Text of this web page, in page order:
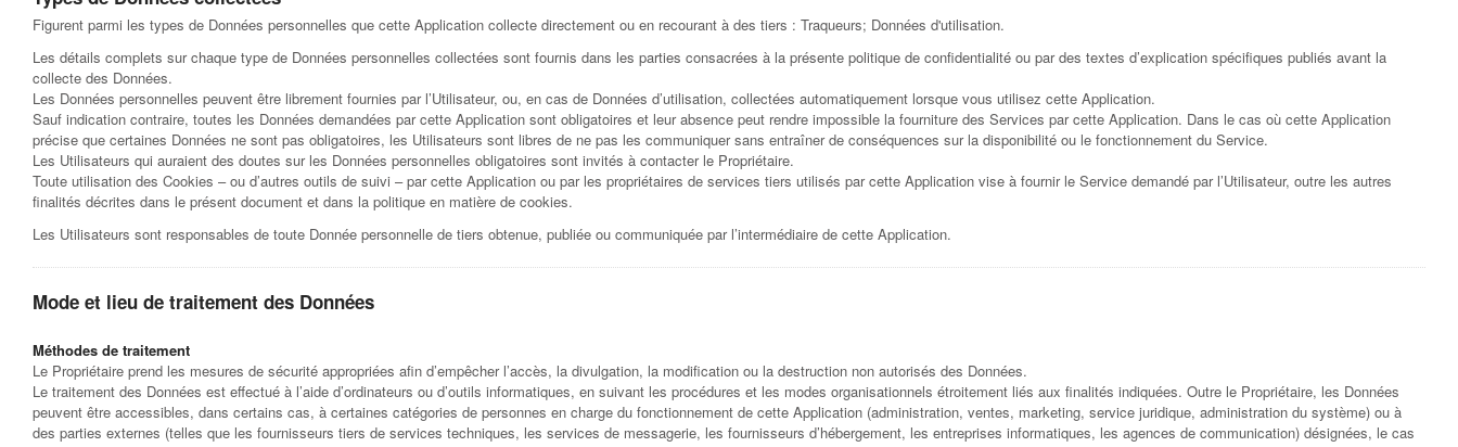
Figurent parmi les types de Données personnelles que cette Application collecte directement ou en recourant à des tiers : Traqueurs; Données d'utilisation.
Les détails complets sur chaque type de Données personnelles collectées sont fournis dans les parties consacrées à la présente politique de confidentialité ou par des textes d’explication spécifiques publiés avant la
collecte des Données.
Les Données personnelles peuvent être librement fournies par l’Utilisateur, ou, en cas de Données d’utilisation, collectées automatiquement lorsque vous utilisez cette Application.
Sauf indication contraire, toutes les Données demandées par cette Application sont obligatoires et leur absence peut rendre impossible la fourniture des Services par cette Application. Dans le cas où cette Application
précise que certaines Données ne sont pas obligatoires, les Utilisateurs sont libres de ne pas les communiquer sans entraîner de conséquences sur la disponibilité ou le fonctionnement du Service.
Les Utilisateurs qui auraient des doutes sur les Données personnelles obligatoires sont invités à contacter le Propriétaire.
Toute utilisation des Cookies – ou d’autres outils de suivi – par cette Application ou par les propriétaires de services tiers utilisés par cette Application vise à fournir le Service demandé par l’Utilisateur, outre les autres
finalités décrites dans le présent document et dans la politique en matière de cookies.
Les Utilisateurs sont responsables de toute Donnée personnelle de tiers obtenue, publiée ou communiquée par l’intermédiaire de cette Application.
Mode et lieu de traitement des Données
Méthodes de traitement
Le Propriétaire prend les mesures de sécurité appropriées afin d’empêcher l’accès, la divulgation, la modification ou la destruction non autorisés des Données.
Le traitement des Données est effectué à l’aide d’ordinateurs ou d’outils informatiques, en suivant les procédures et les modes organisationnels étroitement liés aux finalités indiquées. Outre le Propriétaire, les Données
peuvent être accessibles, dans certains cas, à certaines catégories de personnes en charge du fonctionnement de cette Application (administration, ventes, marketing, service juridique, administration du système) ou à
des parties externes (telles que les fournisseurs tiers de services techniques, les services de messagerie, les fournisseurs d’hébergement, les entreprises informatiques, les agences de communication) désignées, le cas